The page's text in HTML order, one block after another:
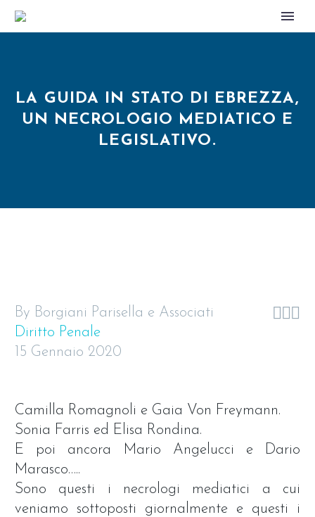
LA GUIDA IN STATO DI EBREZZA,
UN NECROLOGIO MEDIATICO E
LEGISLATIVO.

By Borgiani Parisella e Associati
Diritto Penale
15 Gennaio 2020
Camilla Romagnoli e Gaia Von Freymann.
Sonia Farris ed Elisa Rondina.
E poi ancora Mario Angelucci e Dario
Marasco…..
Sono questi i necrologi mediatici a cui
veniamo sottoposti giornalmente e questi i